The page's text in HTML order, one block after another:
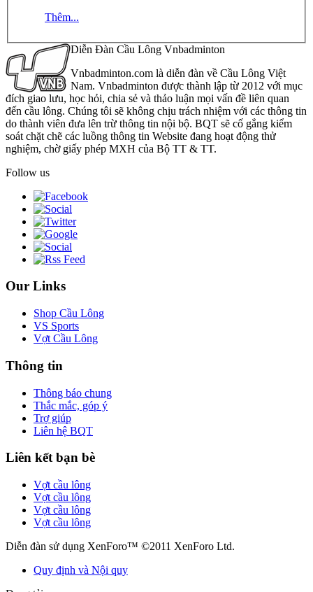
Thêm...
Diễn Đàn Cầu Lông Vnbadminton
Vnbadminton.com là diễn đàn về Cầu Lông Việt
Nam. Vnbadminton được thành lập từ 2012 với mục
đích giao lưu, học hỏi, chia sẻ và thảo luận mọi vấn đề liên quan
đến cầu lông. Chúng tôi sẽ không chịu trách nhiệm với các thông tin
do thành viên đưa lên trừ thông tin nội bộ. BQT sẽ cố gắng kiểm
soát chặt chẽ các luồng thông tin Website đang hoạt động thử
nghiệm, chờ giấy phép MXH của Bộ TT & TT.
Follow us
Our Links
Shop Cầu Lông
VS Sports
Vợt Cầu Lông
Thông tin
Thông báo chung
Thắc mắc, góp ý
Trợ giúp
Liên hệ BQT
Liên kết bạn bè
Vợt cầu lông
Vợt cầu lông
Vợt cầu lông
Vợt cầu lông
Diễn đàn sử dụng XenForo™ ©2011 XenForo Ltd.
Quy định và Nội quy